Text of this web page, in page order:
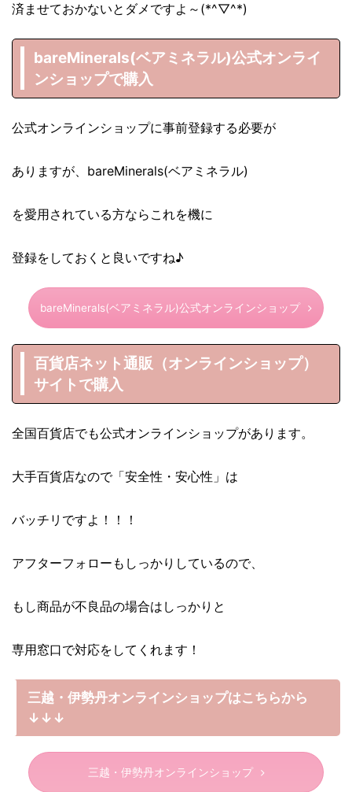
済ませておかないとダメですよ～(*^▽^*)
bareMinerals(ベアミネラル)公式オンライ
ンショップで購入
公式オンラインショップに事前登録する必要が
ありますが、bareMinerals(ベアミネラル)
を愛用されている方ならこれを機に
登録をしておくと良いですね♪
bareMinerals(ベアミネラル)公式オンラインショップ
百貨店ネット通販（オンラインショップ）
サイトで購入
全国百貨店でも公式オンラインショップがあります。
大手百貨店なので「安全性・安心性」は
バッチリですよ！！！
アフターフォローもしっかりしているので、
もし商品が不良品の場合はしっかりと
専用窓口で対応をしてくれます！
三越・伊勢丹オンラインショップはこちらから
↓↓↓
三越・伊勢丹オンラインショップ